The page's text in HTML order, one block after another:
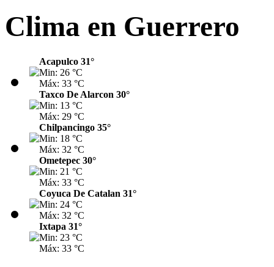
Clima en Guerrero
Acapulco 31°
Min: 26 °C
Máx: 33 °C
Taxco De Alarcon 30°
Min: 13 °C
Máx: 29 °C
Chilpancingo 35°
Min: 18 °C
Máx: 32 °C
Ometepec 30°
Min: 21 °C
Máx: 33 °C
Coyuca De Catalan 31°
Min: 24 °C
Máx: 32 °C
Ixtapa 31°
Min: 23 °C
Máx: 33 °C